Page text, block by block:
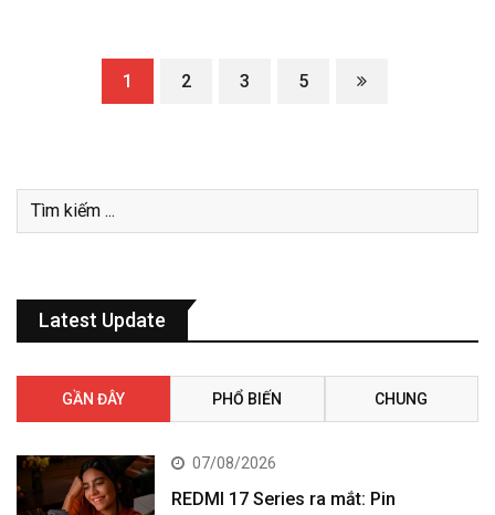
1 2 3 5
Latest Update
GẦN ĐÂY PHỔ BIẾN CHUNG
07/08/2026
REDMI 17 Series ra mắt: Pin